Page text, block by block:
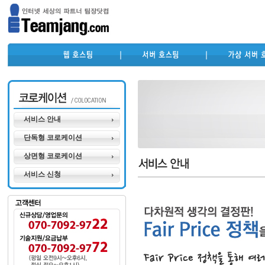
서비스 안내
단독형 코로케이션
상면형 코로케이션
서비스 신청